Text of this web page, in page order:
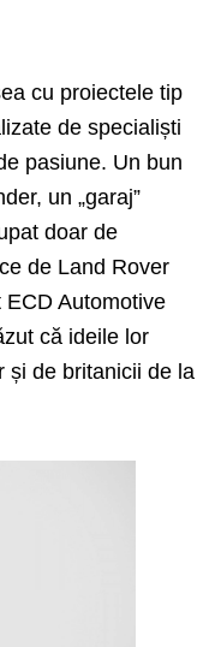
cu proiectele tip
de specialiști
pasiune. Un bun
un „garaj”
doar de
de Land Rover
Automotive
că ideile lor
și de britanicii de la